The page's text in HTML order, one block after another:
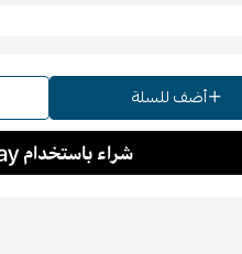
أضف للسلة